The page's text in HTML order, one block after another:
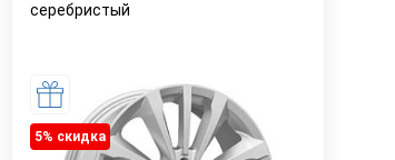
серебристый
5% cкидка